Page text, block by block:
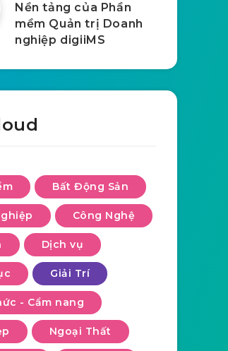
Nền tảng của Phần
mềm Quản trị Doanh
nghiệp digiiMS
Bất Động Sản
Công Nghệ
Dịch vụ
Giải Trí
- Cẩm nang
Ngoại Thất